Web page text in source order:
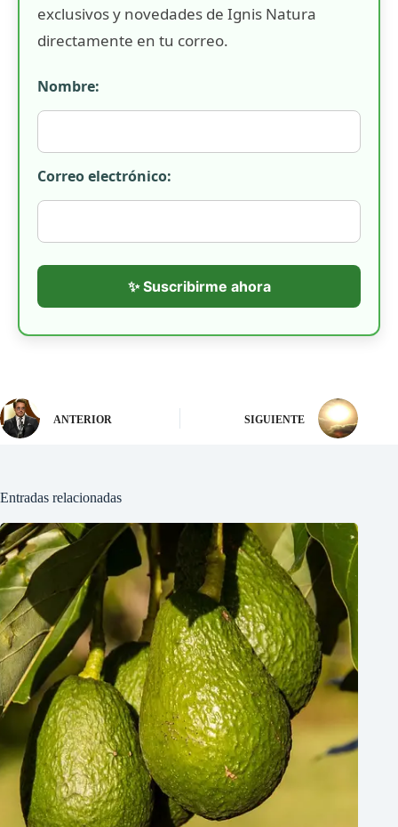
exclusivos y novedades de Ignis Natura
directamente en tu correo.
Nombre:
Correo electrónico:
✨ Suscribirme ahora
ANTERIOR SIGUIENTE
Entradas relacionadas